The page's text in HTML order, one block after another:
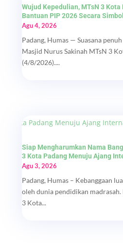
Wujud Kepedulian, MTsN 3 Kota
Bantuan PIP 2026 Secara
Agu 4, 2026
Padang, Humas — Suasana
Masjid Nurus Sakinah MTsN 3
(4/8/2026)....
Siap Mengharumkan Nama
3 Kota Padang Menuju Ajang
Agu 3, 2026
Padang, Humas – Kebanggaan
oleh dunia pendidikan
3 Kota...